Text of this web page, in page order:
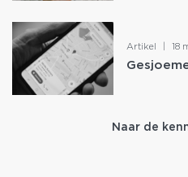
Artikel | 18
Naar de